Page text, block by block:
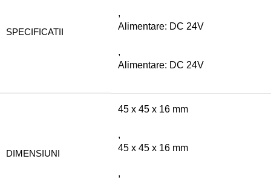
SPECIFICATII
,
Alimentare: DC 24V
,
Alimentare: DC 24V
DIMENSIUNI
45 x 45 x 16 mm
,
45 x 45 x 16 mm
,